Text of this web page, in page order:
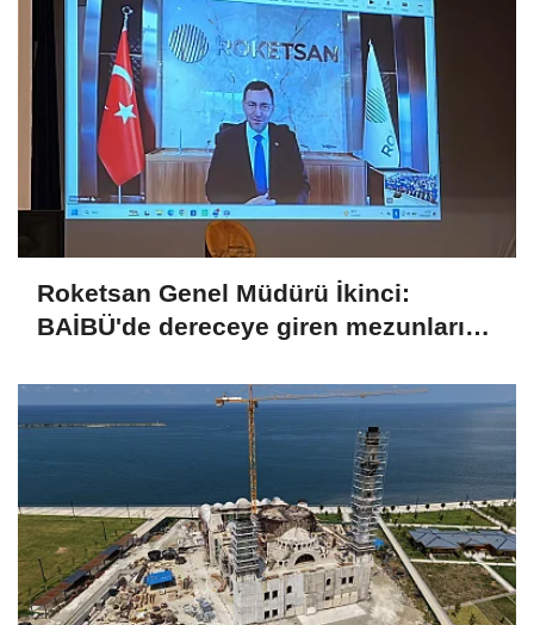
Roketsan Genel Müdürü İkinci:
BAİBÜ'de dereceye giren mezunları